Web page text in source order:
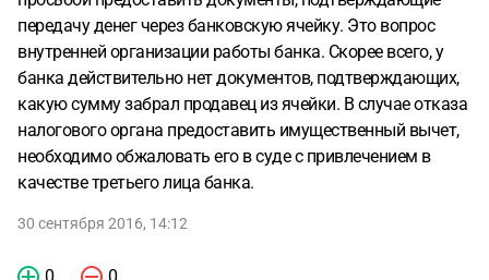
передачу денег через банковскую ячейку. Это вопрос
внутренней организации работы банка. Скорее всего, у
банка действительно нет документов, подтверждающих,
какую сумму забрал продавец из ячейки. В случае отказа
налогового органа предоставить имущественный вычет,
необходимо обжаловать его в суде с привлечением в
качестве третьего лица банка.
30 сентября 2016, 14:12